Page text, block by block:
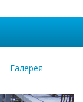
Галерея